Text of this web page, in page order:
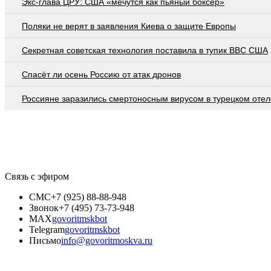
Поляки не верят в заявления Киева о защите Европы
Секретная советская технология поставила в тупик ВВС США
Спасёт ли осень Россию от атак дронов
Россияне заразились смертоносным вирусом в турецком
Связь с эфиром
СМС+7 (925) 88-88-948
Звонок+7 (495) 73-73-948
MAXgovoritmskbot
Telegramgovoritmskbot
Письмоinfo@govoritmoskva.ru